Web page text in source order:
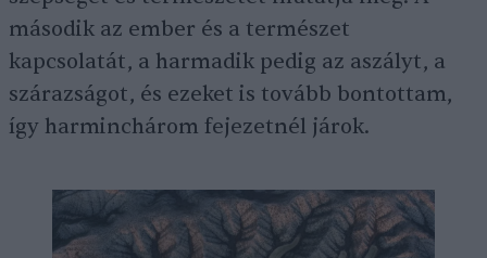
második az ember és a természet
kapcsolatát, a harmadik pedig az aszályt, a
szárazságot, és ezeket is tovább bontottam,
így harminchárom fejezetnél járok.